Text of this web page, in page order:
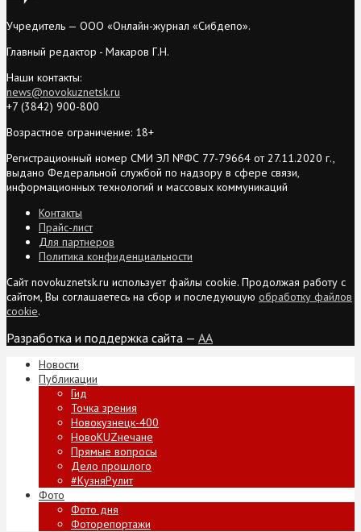
Учредитель — ООО «Онлайн-журнал «Сибдепо».
Главный редактор - Макаров Г.Н.
Наши контакты:
news@novokuznetsk.ru
+7 (3842) 900-800
Возрастное ограничение: 18+
Регистрационный номер СМИ ЭЛ №ФС 77-79664 от 27.11.2020 г.,
выдано Федеральной службой по надзору в сфере связи,
информационных технологий и массовых коммуникаций
Контакты
Прайс-лист
Для партнеров
Политика конфиденциальности
Сайт novokuznetsk.ru использует файлы cookie. Продолжая работу с
сайтом, Вы соглашаетесь на сбор и последующую обработку файлов
cookie.
Разработка и поддержка сайта — AA
Новости
Публикации
Гид
Точка зрения
Новокузнецк-400
НовоKUZнечане
Прямые вопросы
Дело прошлого
#КузняРулит
Фото
Фото дня
Фоторепортажи